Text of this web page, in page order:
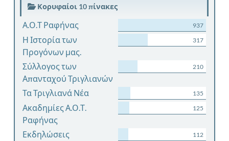
Κορυφαίοι 10 πίνακες
Α.Ο.Τ Ραφήνας 937
Η Ιστορία των
Προγόνων μας.
317
Σύλλογος των
Απανταχού Τριγλιανών
210
Τα Τριγλιανά Νέα 135
Ακαδημίες Α.Ο.Τ.
Ραφήνας
125
Εκδηλώσεις
112